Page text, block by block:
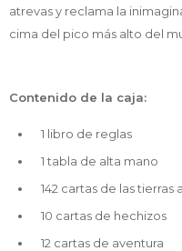
atrevas y reclama la
cima del pico más alto del
Contenido de la caja:
1 libro de reglas
1 tabla de alta mano
142 cartas de las tierras
10 cartas de hechizos
12 cartas de aventura